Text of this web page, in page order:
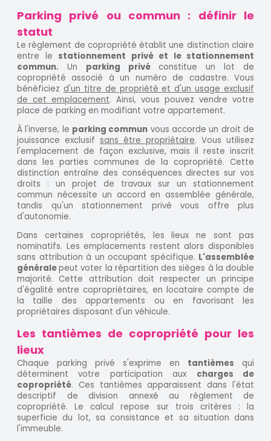
Parking privé ou commun : définir le
statut
Le règlement de copropriété établit une distinction claire
entre le stationnement privé et le stationnement
commun. Un parking privéconstitue un lot de
copropriété associé à un numéro de cadastre. Vous
bénéficiez d'un titre de propriété et d'un usage exclusif
de cet emplacement. Ainsi, vous pouvez vendre votre
place de parking en modifiant votre appartement.
À l'inverse, le parking commun vous accorde un droit de
jouissance exclusif sans être propriétaire. Vous utilisez
l'emplacement de façon exclusive, mais il reste inscrit
dans les parties communes de la copropriété. Cette
distinction entraîne des conséquences directes sur vos
droits : un projet de travaux sur un stationnement
commun nécessite un accord en assemblée générale,
tandis qu'un stationnement privé vous offre plus
d'autonomie.
Dans certaines copropriétés, les lieux ne sont pas
nominatifs. Les emplacements restent alors disponibles
sans attribution à un occupant spécifique. L'assemblée
généralepeut voter la répartition des sièges à la double
majorité. Cette attribution doit respecter un principe
d'égalité entre copropriétaires, en locataire compte de
la taille des appartements ou en favorisant les
propriétaires disposant d'un véhicule.
Les tantièmes de copropriété pour les
lieux
Chaque parking privé s'exprime en tantièmes qui
déterminent votre participation aux charges de
copropriété. Ces tantièmes apparaissent dans l'état
descriptif de division annexé au règlement de
copropriété. Le calcul repose sur trois critères : la
superficie du lot, sa consistance et sa situation dans
l'immeuble.